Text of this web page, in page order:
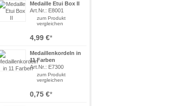
Medaille Etui Box II
Art.Nr.: E8001
zum Produkt
vergleichen
4,99 €*
Medaillenkordeln in
11 Farben
Art.Nr.: E7300
zum Produkt
vergleichen
0,75 €*